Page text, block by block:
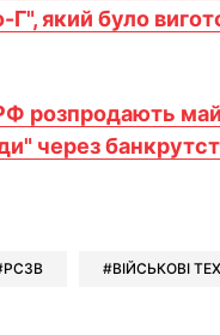
який було
розпродають
через
Viber
у Whatsapp
у Messenger
у LinkedIn
РСЗВ ВІЙСЬКОВІ